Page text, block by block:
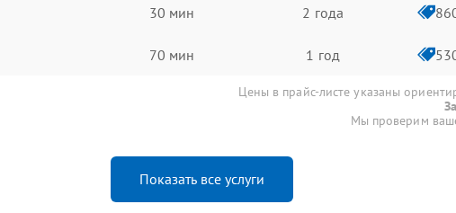
30 мин 2 года
70 мин 1 год
Цены в прайс-листе указаны
Мы проверим
Показать все услуги